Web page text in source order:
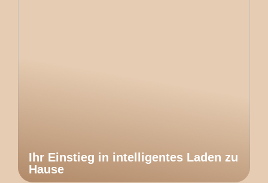
Ihr Einstieg in intelligentes Laden zu
Hause